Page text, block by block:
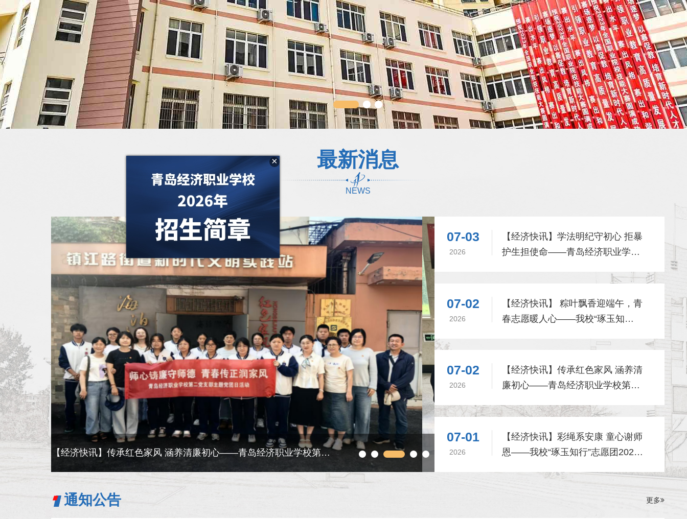
最新消息
NEWS
【经济快讯】彩绳系安康 童心谢师恩——我校“琢玉知行”志愿团2… 【经济快讯】家教好故事:以爱为舟，伴她向阳成长
07-03
2026
【经济快讯】学法明纪守初心 拒暴
护生担使命——青岛经济职业学校
07-02
2026
【经济快讯】 粽叶飘香迎端午，青
春志愿暖人心——我校“琢玉知
展端午节志愿服务活动
07-02
2026
【经济快讯】传承红色家风 涵养清
廉初心——青岛经济职业学校第二
07-01
2026
【经济快讯】彩绳系安康 童心谢师
恩——我校“琢玉知行”志愿团2025
通知公告 更多
×